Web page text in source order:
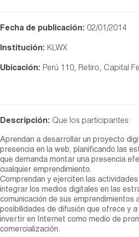
Fecha de publicación: 02/01/2014
Institución: KLWX
Ubicación: Perú 110, Retiro, Capital
Descripción: Que los participantes:
Aprendan a desarrollar un proyecto
presencia en la web, planificando las
que demanda montar una presencia
cualquier emprendimiento.
Comprendan y ejerciten las
integrar los medios digitales en las
comunicación de sus emprendimientos
posibilidades de difusión que ofrece y
invertir en Internet como medio de
comercialización.